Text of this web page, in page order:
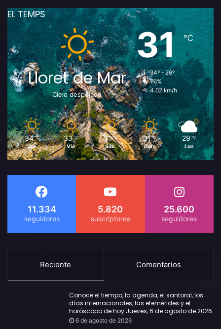
EL TEMPS
Lloret de Mar
Cielo despejado
31℃
34º - 26º
76%
4.02 km/h
34 ℃
Jue
33 ℃
Vie
31 ℃
Sáb
31 ℃
Dom
29 ℃
Lun
11.334 5.820 25.600
Reciente Comentarios
Conoce el tiempo, la agenda, el santoral, los
días internacionales, las efemérides y el
horóscopo de hoy Jueves, 6 de agosto de 2026
6 de agosto de 2026